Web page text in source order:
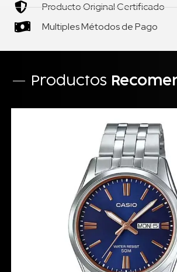
Producto Original Certificado
Multiples Métodos de Pago
Productos